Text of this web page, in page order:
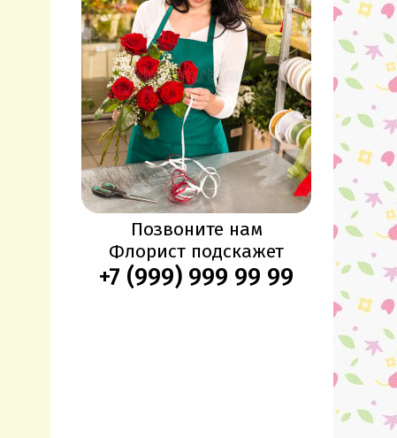
Позвоните нам
Флорист подскажет
+7 (999) 999 99 99